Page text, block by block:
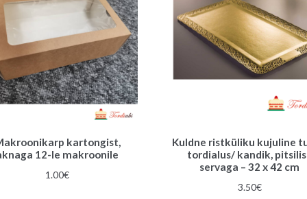
kartongist,
12-le makroonile
1.00€
Kuldne ristküliku kujuline
tordialus/ kandik,
servaga – 32 x 42 cm
3.50€